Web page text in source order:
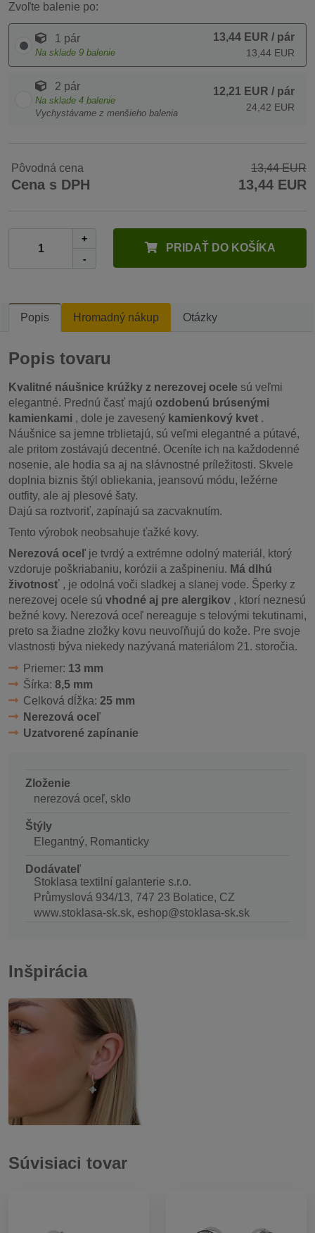
Zvoľte balenie po:
1 pár
Na sklade 9 balenie
13,44 EUR / pár
13,44 EUR
2 pár
Na sklade 4 balenie
Vychystávame z menšieho balenia
12,21 EUR / pár
24,42 EUR
Pôvodná cena 13,44 EUR
Cena s DPH 13,44 EUR
+
-
PRIDAŤ DO KOŠÍKA
Popis Hromadný nákup Otázky
Popis tovaru
Kvalitné náušnice krúžky z nerezovej ocele sú veľmi
elegantné. Prednú časť majú ozdobenú brúsenými
kamienkami , dole je zavesený kamienkový kvet .
Náušnice sa jemne trblietajú, sú veľmi elegantné a pútavé,
ale pritom zostávajú decentné. Oceníte ich na každodenné
nosenie, ale hodia sa aj na slávnostné príležitosti. Skvele
doplnia biznis štýl obliekania, jeansovú módu, ležérne
outfity, ale aj plesové šaty.
Dajú sa roztvoriť, zapínajú sa zacvaknutím.
Tento výrobok neobsahuje ťažké kovy.
Nerezová oceľ je tvrdý a extrémne odolný materiál, ktorý
vzdoruje poškriabaniu, korózii a zašpineniu. Má dlhú
životnosť , je odolná voči sladkej a slanej vode. Šperky z
nerezovej ocele sú vhodné aj pre alergikov , ktorí neznesú
bežné kovy. Nerezová oceľ nereaguje s telovými tekutinami,
preto sa žiadne zložky kovu neuvoľňujú do kože. Pre svoje
vlastnosti býva niekedy nazývaná materiálom 21. storočia.
Priemer: 13 mm
Šírka: 8,5 mm
Celková dĺžka: 25 mm
Nerezová oceľ
Uzatvorené zapínanie
Zloženie
nerezová oceľ, sklo
Štýly
Elegantný, Romanticky
Dodávateľ
Stoklasa textilní galanterie s.r.o.
Průmyslová 934/13, 747 23 Bolatice, CZ
www.stoklasa-sk.sk, eshop@stoklasa-sk.sk
Inšpirácia
Súvisiaci tovar